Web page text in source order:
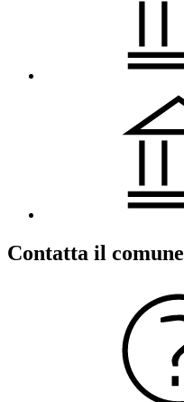
Contatta il comune